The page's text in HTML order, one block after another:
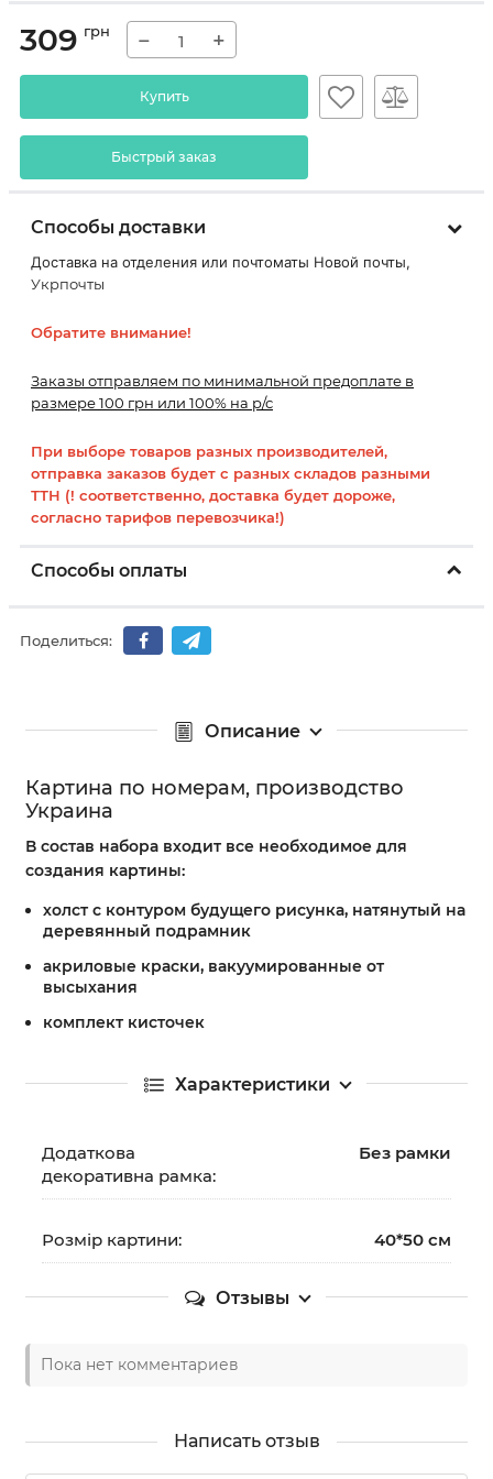
309 грн − +
Купить
Быстрый заказ
Способы доставки
Доставка на отделения или почтоматы Новой почты,
Укрпочты
Обратите внимание!
Заказы отправляем по минимальной предоплате в
размере 100 грн или 100% на р/с
При выборе товаров разных производителей,
отправка заказов будет с разных складов разными
ТТН (! соответственно, доставка будет дороже,
согласно тарифов перевозчика!)
Способы оплаты
Поделиться:
Описание
Картина по номерам, производство
Украина
В состав набора входит все необходимое для
создания картины:
холст с контуром будущего рисунка, натянутый на
деревянный подрамник
акриловые краски, вакуумированные от
высыхания
комплект кисточек
Характеристики
Додаткова
декоративна рамка:
Без рамки
Розмір картини: 40*50 см
Отзывы
Пока нет комментариев
Написать отзыв